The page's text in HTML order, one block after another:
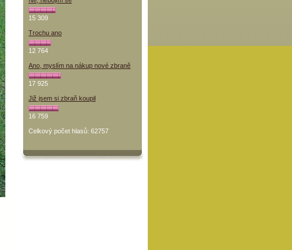
15 309
Trochu ano
12 764
Ano, myslím na nákup nové zbraně
17 925
Již jsem si zbraň koupil
16 759
Celkový počet hlasů: 62757